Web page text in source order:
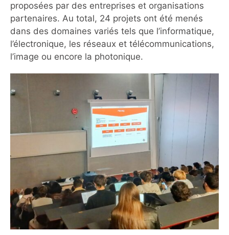
proposées par des entreprises et organisations
partenaires. Au total, 24 projets ont été menés
dans des domaines variés tels que l’informatique,
l’électronique, les réseaux et télécommunications,
l’image ou encore la photonique.